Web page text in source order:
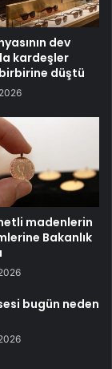
dev
kardeşler
düştü
madenlerin
Bakanlık
bugün neden